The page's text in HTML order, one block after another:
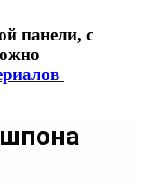
панели, с